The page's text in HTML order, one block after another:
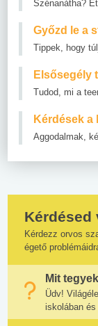
Szénanátha?
Győzd le a
Tippek, hogy
Elsősegély
Tudod, mi a
Kérdések a
Aggodalmak,
Kérdésed
Kérdezz orvos
égető
Mit
Üdv!
iskolában